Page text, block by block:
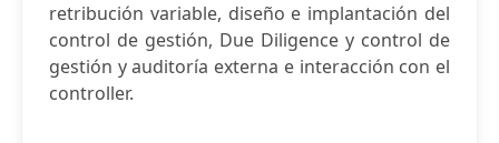
retribución variable, diseño e implantación del
control de gestión, Due Diligence y control de
gestión y auditoría externa e interacción con el
controller.